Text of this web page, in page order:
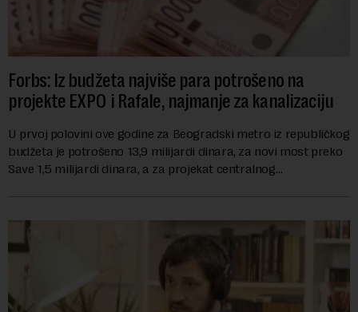
Forbs: Iz budžeta najviše para potrošeno na
projekte EXPO i Rafale, najmanje za kanalizaciju
U prvoj polovini ove godine za Beogradski metro iz republičkog
budžeta je potrošeno 13,9 milijardi dinara, za novi most preko
Save 1,5 milijardi dinara, a za projekat centralnog